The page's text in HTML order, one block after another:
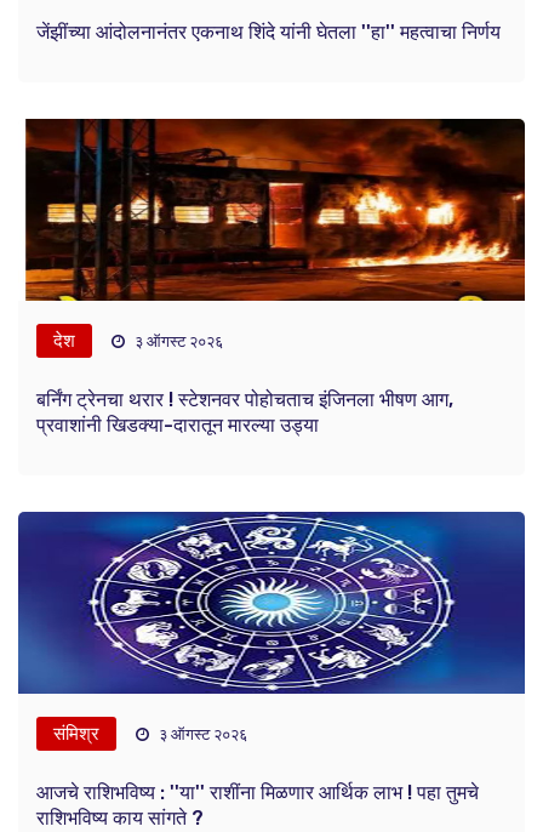
जेंझींच्या आंदोलनानंतर एकनाथ शिंदे यांनी घेतला ''हा'' महत्वाचा निर्णय
देश ३ ऑगस्ट २०२६
बर्निंग ट्रेनचा थरार ! स्टेशनवर पोहोचताच इंजिनला भीषण आग,
प्रवाशांनी खिडक्या-दारातून मारल्या उड्या
संमिश्र ३ ऑगस्ट २०२६
आजचे राशिभविष्य : ''या'' राशींना मिळणार आर्थिक लाभ ! पहा तुमचे
राशिभविष्य काय सांगते ?